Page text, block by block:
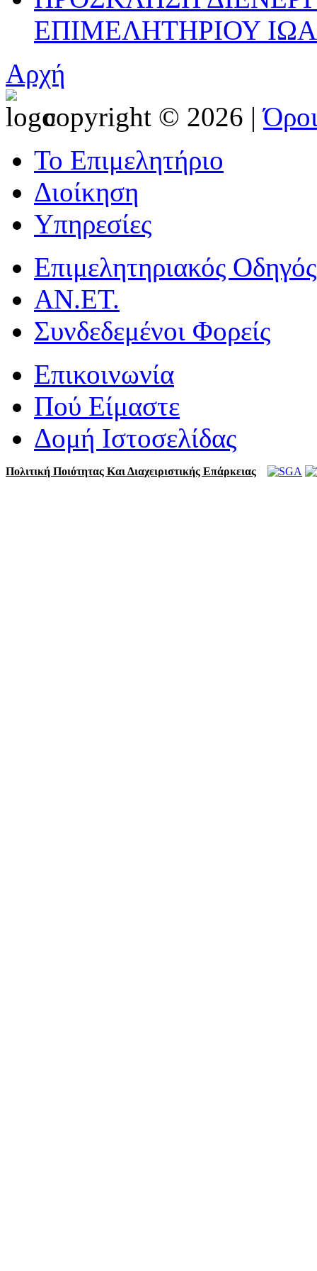
ΕΠΙΜΕΛΗΤΗΡΙΟΥ
Αρχή
copyright © 2026 |
Το Επιμελητήριο
Διοίκηση
Υπηρεσίες
Επιμελητηριακός Οδηγός
ΑΝ.ΕΤ.
Συνδεδεμένοι Φορείς
Επικοινωνία
Πού Είμαστε
Δομή Ιστοσελίδας
Πολιτική Ποιότητας Και Διαχειριστικής Επάρκειας